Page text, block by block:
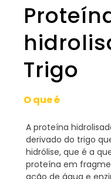
Trigo
O que é
A proteína
derivado do trigo
hidrólise, que é a
proteína em